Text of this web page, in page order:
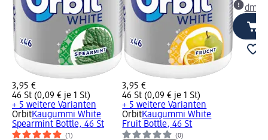
3,95 €
46 St (0,09 € je 1 St)
+ 5 weitere Varianten
OrbitKaugummi White
Spearmint Bottle, 46 St
(1)
3,95 €
46 St (0,09 € je 1 St)
+ 5 weitere Varianten
OrbitKaugummi White
Fruit Bottle, 46 St
(0)
dm